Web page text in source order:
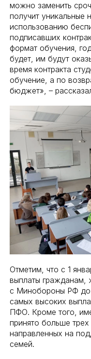
можно заменить
получит уникальные
использованию
подписавших
формат обучения,
будет, им будут
время контракта
обучение, а по
бюджет», –
Отметим, что с 1
выплаты гражданам,
с Минобороны РФ до
самых высоких
ПФО. Кроме того,
принято больше
направленных на
семей.